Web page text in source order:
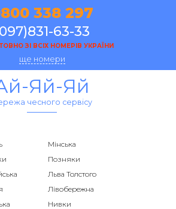
338 297
63-33
ЗІ ВСІХ НОМЕРІВ УКРАЇНИ
ще номери
Яй-Яй
чесного сервісу
Мінська
Позняки
Льва Толстого
Лівобережна
Нивки